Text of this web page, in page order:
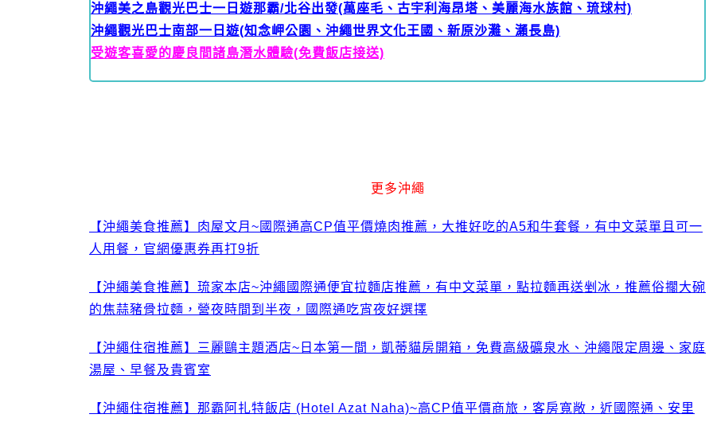
沖繩美之島觀光巴士一日遊那霸/北谷出發(萬座毛、古宇利海昂塔、美麗海水族館、琉球村)
沖繩觀光巴士南部一日遊(知念岬公園、沖繩世界文化王國、新原沙灘、瀨長島)
受遊客喜愛的慶良間諸島潛水體驗(免費飯店接送)
更多沖繩
【沖繩美食推薦】肉屋文月~國際通高CP值平價燒肉推薦，大推好吃的A5和牛套餐，有中文菜單且可一
人用餐，官網優惠券再打9折
【沖繩美食推薦】琉家本店~沖繩國際通便宜拉麵店推薦，有中文菜單，點拉麵再送剉冰，推薦俗擱大碗
的焦蒜豬骨拉麵，營夜時間到半夜，國際通吃宵夜好選擇
【沖繩住宿推薦】三麗鷗主題酒店~日本第一間，凱蒂貓房開箱，免費高級礦泉水、沖繩限定周邊、家庭
湯屋、早餐及貴賓室
【沖繩住宿推薦】那霸阿扎特飯店 (Hotel Azat Naha)~高CP值平價商旅，客房寬敞，近國際通、安里